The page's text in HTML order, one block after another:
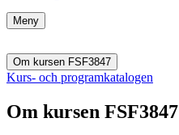
Meny
Om kursen FSF3847
Kurs- och programkatalogen
Om kursen FSF3847